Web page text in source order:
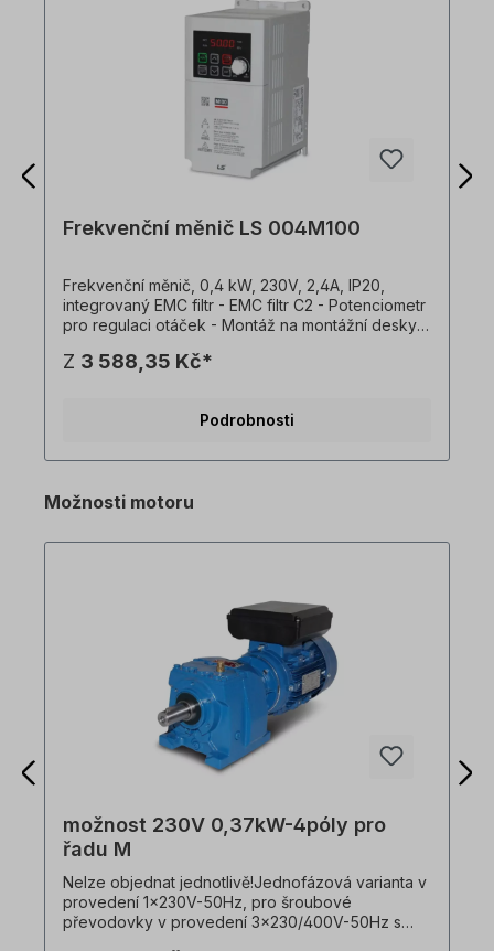
Frekvenční měnič LS 004M100
Frekvenční měnič, 0,4 kW, 230V, 2,4A, IP20,
integrovaný EMC filtr - EMC filtr C2 - Potenciometr
pro regulaci otáček - Montáž na montážní desky
(vzdálenost mezi pohony 2 mm) - Jednoduché
chopper pro 1.5kW a 2,2kW verze - Přetížitelnost
obslužného softwaru DriveView9 přes připojení
verze nemá rozhraní RJ45! Vyberte si prosím
stejnosměrným proudem - Režim Jog -
Vyhledávání otáček - Automatický restart měnič
frekvence 0,4 kW pro třífázový motor 0,37 kW!
Z 3 588,35 Kč*
Podrobnosti
Možnosti motoru
možnost 230V 0,37kW-4póly pro
řadu M
Nelze objednat jednotlivě!Jednofázová varianta v
provedení 1x230V-50Hz, pro šroubové
převodovky v provedení 3x230/400V-50Hz s